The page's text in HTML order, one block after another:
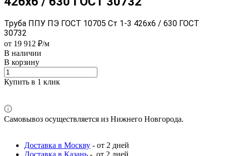
Труба ППУ ПЭ ГОСТ 10705 Ст 1-3 426x6 / 630 ГОСТ
30732
от 19 912 ₽/м
В наличии
В корзину
Купить в 1 клик
Самовывоз осуществляется из Нижнего Новгорода.
Доставка в Москву - от 2 дней
Доставка в Казань - от 2 дней